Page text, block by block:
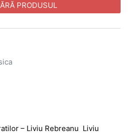
PRODUSUL
– Liviu Rebreanu Liviu